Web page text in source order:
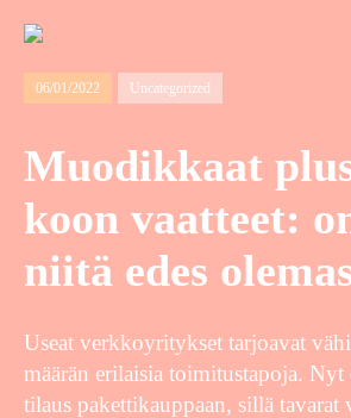
06/01/2022 Uncategorized
Muodikkaat
koon vaatteet:
niitä edes
Useat verkkoyritykset tarjoavat
määrän erilaisia toimitustapoja.
tilaus pakettikauppaan, sillä tavarat